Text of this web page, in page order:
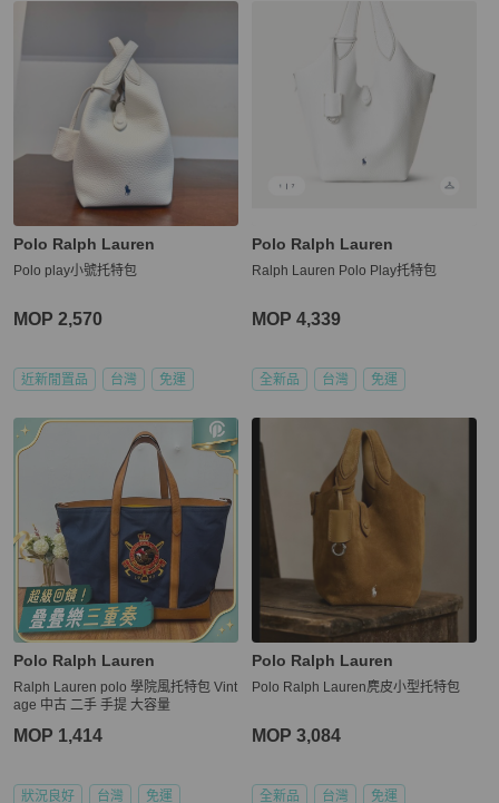
Polo Ralph Lauren
Polo play小號托特包
MOP 2,570
近新閒置品 台灣 免運
Polo Ralph Lauren
Ralph Lauren Polo Play托特包
MOP 4,339
全新品 台灣 免運
Polo Ralph Lauren
Ralph Lauren polo 學院風托特包 Vint
age 中古 二手 手提 大容量
MOP 1,414
狀況良好 台灣 免運
Polo Ralph Lauren
Polo Ralph Lauren麂皮小型托特包
MOP 3,084
全新品 台灣 免運